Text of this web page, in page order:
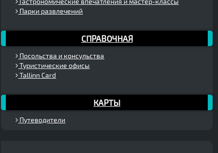
Парки развлечений
СПРАВОЧНАЯ
Посольства и консульства
Туристические офисы
Tallinn Card
КАРТЫ
Путеводители